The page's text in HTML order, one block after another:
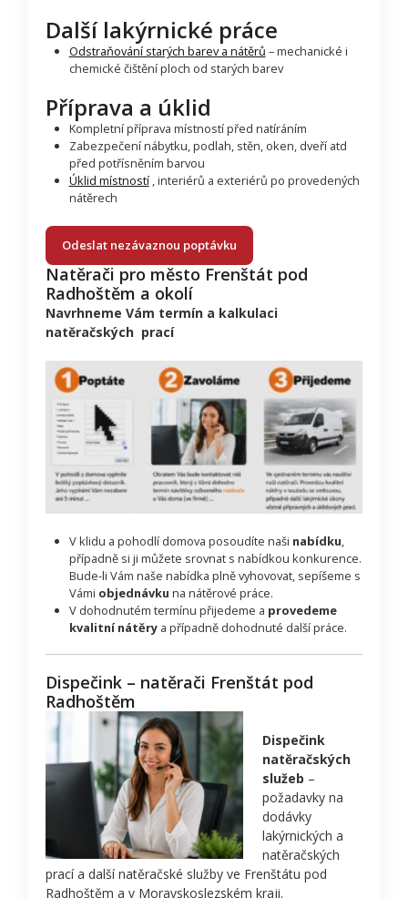
Další lakýrnické práce
Odstraňování starých barev a nátěrů – mechanické i
chemické čištění ploch od starých barev
Příprava a úklid
Kompletní příprava místností před natíráním
Zabezpečení nábytku, podlah, stěn, oken, dveří atd
před potřísněním barvou
Úklid místností, interiérů a exteriérů po provedených
nátěrech
Odeslat nezávaznou poptávku
Natěrači pro město Frenštát pod
Radhoštěm a okolí
Navrhneme Vám termín a kalkulaci
natěračských prací
V klidu a pohodlí domova posoudíte naši nabídku,
případně si ji můžete srovnat s nabídkou konkurence.
Bude-li Vám naše nabídka plně vyhovovat, sepíšeme s
Vámi objednávku na nátěrové práce.
V dohodnutém termínu přijedeme a provedeme
kvalitní nátěrya případně dohodnuté další práce.
Dispečink – natěrači Frenštát pod
Radhoštěm
Dispečink
natěračských
služeb –
požadavky na
dodávky
lakýrnických a
natěračských
prací a další natěračské služby ve Frenštátu pod
Radhoštěm a v Moravskoslezském kraji.